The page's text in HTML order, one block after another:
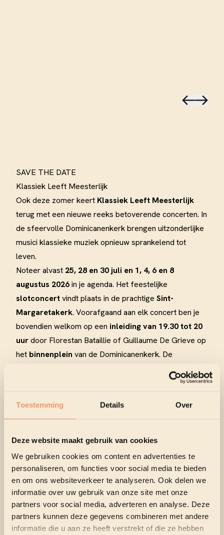
Toestemming Details Over
Deze website maakt gebruik van cookies
We gebruiken cookies om content en advertenties te
personaliseren, om functies voor social media te bieden
en om ons websiteverkeer te analyseren. Ook delen we
informatie over uw gebruik van onze site met onze
partners voor social media, adverteren en analyse. Deze
partners kunnen deze gegevens combineren met andere
informatie die u aan ze heeft verstrekt of die ze hebben
SAVE THE DATE
Klassiek Leeft Meesterlijk
Ook deze zomer keert Klassiek Leeft Meesterlijk
terug met een nieuwe reeks betoverende concerten. In
de sfeervolle Dominicanenkerk brengen uitzonderlijke
musici klassieke muziek opnieuw sprankelend tot
leven.
Noteer alvast 25, 28 en 30 juli en 1, 4, 6 en 8
augustus 2026in je agenda. Het feestelijke
slotconcertvindt plaats in de prachtige Sint-
Margaretakerk. Voorafgaand aan elk concert ben je
bovendien welkom op een inleiding van 19.30 tot 20
uurdoor Florestan Bataillie ofGuillaume De Grieve op
het binnenplein van de Dominicanenkerk. De
jubileumjaar voor
bestaan viert. Artistiek verantwoordelijke Liebrecht
brengt daarom een hommage met een programmatie
vol iconische laureaten van de Koningin
Elisabethwedstrijd.
Het gemeentebestuur van Knokke-Heist is bijzonder
trots op deze feestelijke editie van Klassiek Leeft
Meesterlijk 2026.